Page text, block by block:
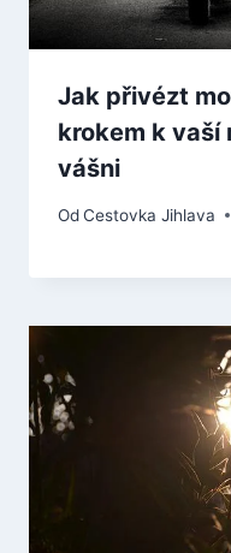
Jak přivézt
krokem k vaší
vášni
OdCestovka Jihlava